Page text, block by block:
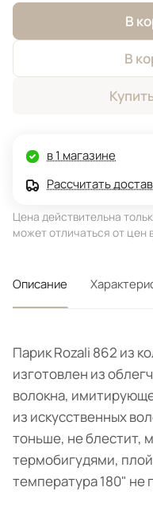
В
В
в 1 магазине
Рассчитать
Цена действительна
может отличаться от цен
Описание
Парик Rozali 862 из
изготовлен из
волокна,
из искусственных
тоньше, не блестит,
термобигудями,
температура 180" не